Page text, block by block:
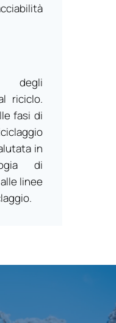
degli
riciclo.
fasi di
in
di
linee